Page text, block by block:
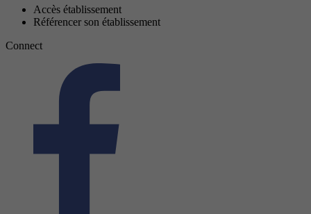
Accès établissement
Référencer son établissement
Connect